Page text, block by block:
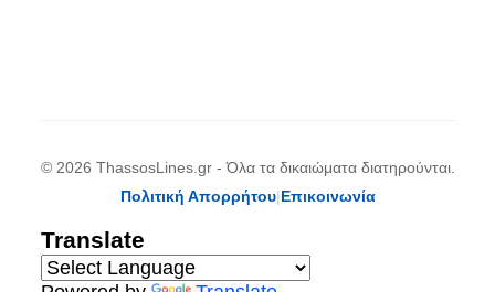
© 2026 ThassosLines.gr - Όλα τα δικαιώματα διατηρούνται.
Πολιτική Απορρήτου|Επικοινωνία
Translate